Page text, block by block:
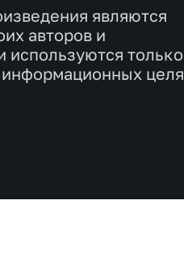
являются
авторов и
используются